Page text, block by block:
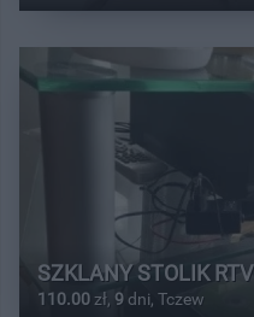
SZKLANY STOLIK RTV
110.00 zł, 9 dni, Tczew